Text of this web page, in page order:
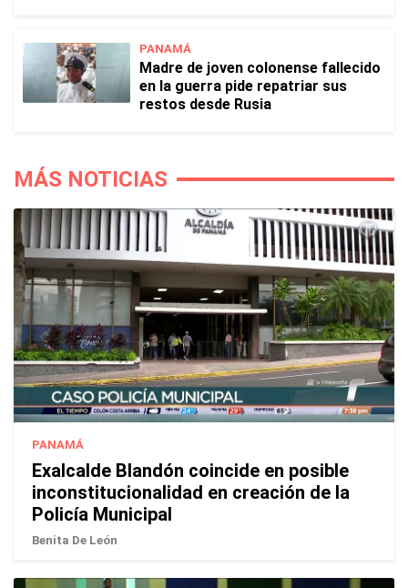
PANAMÁ
Madre de joven colonense fallecido
en la guerra pide repatriar sus
restos desde Rusia
MÁS NOTICIAS
PANAMÁ
Exalcalde Blandón coincide en posible
inconstitucionalidad en creación de la
Policía Municipal
Benita De León